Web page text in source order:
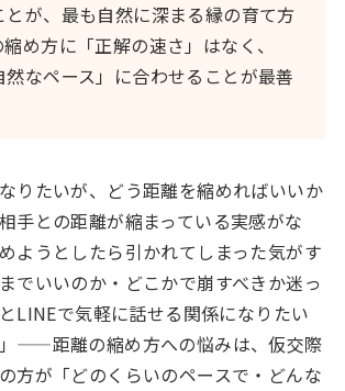
とが、最も自然に深まる縁の育て方
め方に「正解の速さ」はなく、
然なペース」に合わせることが最善
りたいが、どう距離を縮めればいいか
手との距離が縮まっている実感がな
ようとしたら引かれてしまった気がす
でいいのか・どこかで崩すべきか迷っ
LINEで気軽に話せる関係になりたい
——距離の縮め方への悩みは、仮交際
方が「どのくらいのペースで・どんな